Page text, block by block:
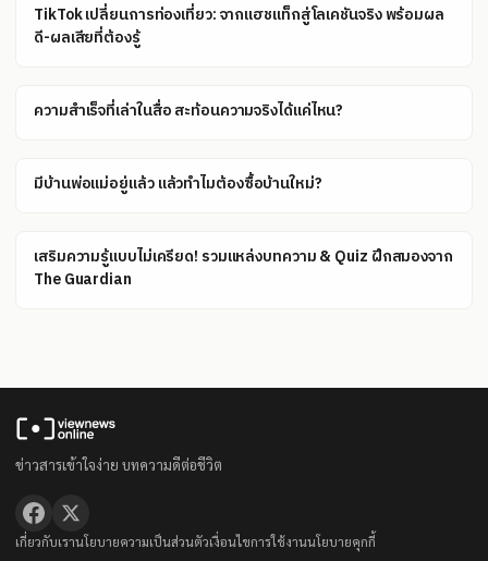
TikTok เปลี่ยนการท่องเที่ยว: จากแฮชแท็กสู่โลเคชันจริง พร้อมผล
ดี-ผลเสียที่ต้องรู้
ความสำเร็จที่เล่าในสื่อ สะท้อนความจริงได้แค่ไหน?
มีบ้านพ่อแม่อยู่แล้ว แล้วทำไมต้องซื้อบ้านใหม่?
เสริมความรู้แบบไม่เครียด! รวมแหล่งบทความ & Quiz ฝึกสมองจาก
The Guardian
ข่าวสารเข้าใจง่าย บทความดีต่อชีวิต
เกี่ยวกับเรานโยบายความเป็นส่วนตัวเงื่อนไขการใช้งานนโยบายคุกกี้